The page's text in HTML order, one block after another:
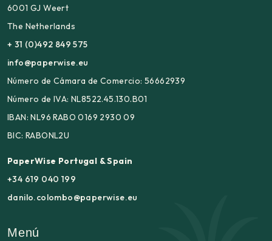
6001 GJ Weert
The Netherlands
+ 31 (0)492 849 575
info@paperwise.eu
Número de Cámara de Comercio: 56662939
Número de IVA: NL8522.45.130.B01
IBAN: NL96 RABO 0169 2930 09
BIC: RABONL2U
PaperWise Portugal & Spain
+34 619 040 199
danilo.colombo@paperwise.eu
Menú